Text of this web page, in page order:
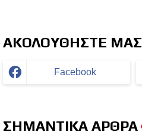
ΑΚΟΛΟΥΘΗΣΤΕ ΜΑΣ
Facebook
ΣΗΜΑΝΤΙΚΑ ΑΡΘΡΑ